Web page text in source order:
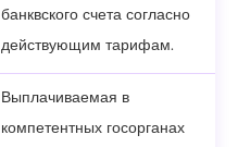
банквского счета согласно
действующим тарифам.
Выплачиваемая в
компетентных госорганах